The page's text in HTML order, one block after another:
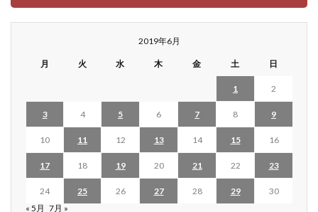
2019年6月
月 火 水 木 金 土 日
1 2
3 4 5 6 7 8 9
10 11 12 13 14 15 16
17 18 19 20 21 22 23
24 25 26 27 28 29
30
« 5月 7月 »